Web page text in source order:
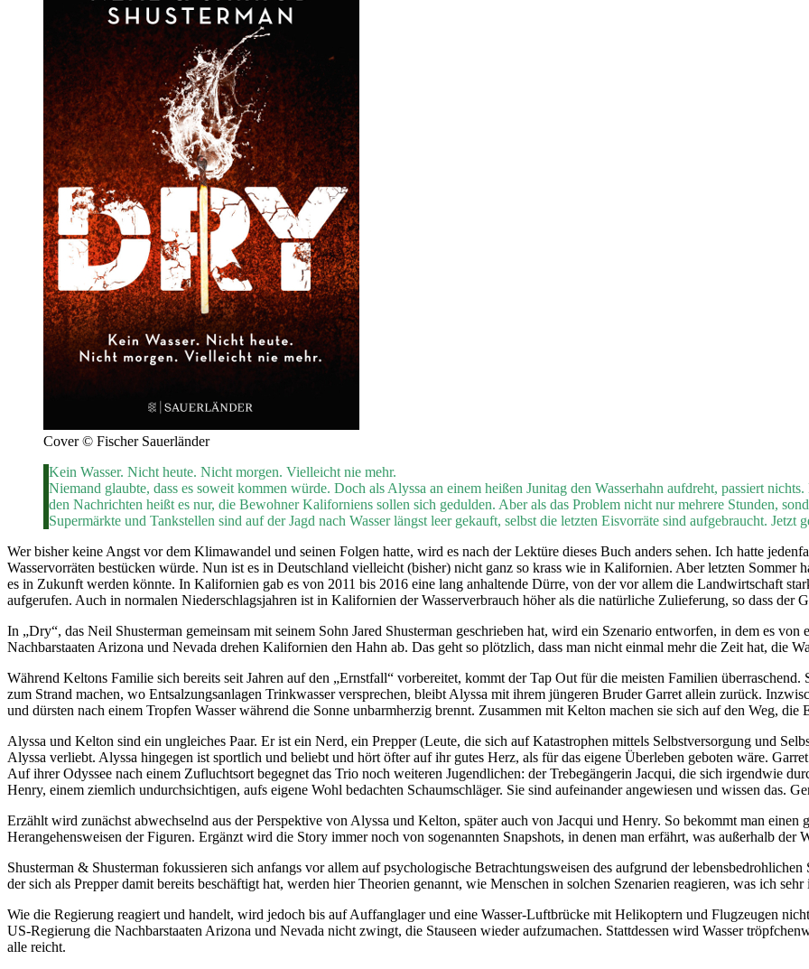
Cover © Fischer Sauerländer
Kein Wasser. Nicht heute. Nicht morgen. Vielleicht nie mehr.
Niemand glaubte, dass es soweit kommen würde. Doch als Alyssa an einem heißen Junitag den Wasserhahn aufdreht, passiert
den Nachrichten heißt es nur, die Bewohner Kaliforniens sollen sich gedulden. Aber als das Problem nicht nur mehrere Stunden,
Supermärkte und Tankstellen sind auf der Jagd nach Wasser längst leer gekauft, selbst die letzten Eisvorräte sind aufgebraucht.
Wer bisher keine Angst vor dem Klimawandel und seinen Folgen hatte, wird es nach der Lektüre dieses Buch anders sehen. Ich hatte
Wasservorräten bestücken würde. Nun ist es in Deutschland vielleicht (bisher) nicht ganz so krass wie in Kalifornien. Aber letzten Sommer
es in Zukunft werden könnte. In Kalifornien gab es von 2011 bis 2016 eine lang anhaltende Dürre, von der vor allem die Landwirtschaft
aufgerufen. Auch in normalen Niederschlagsjahren ist in Kalifornien der Wasserverbrauch höher als die natürliche Zulieferung, so dass der
In „Dry“, das Neil Shusterman gemeinsam mit seinem Sohn Jared Shusterman geschrieben hat, wird ein Szenario entworfen, in dem es
Nachbarstaaten Arizona und Nevada drehen Kalifornien den Hahn ab. Das geht so plötzlich, dass man nicht einmal mehr die Zeit hat, die
Während Keltons Familie sich bereits seit Jahren auf den „Ernstfall“ vorbereitet, kommt der Tap Out für die meisten Familien
zum Strand machen, wo Entsalzungsanlagen Trinkwasser versprechen, bleibt Alyssa mit ihrem jüngeren Bruder Garret allein zurück.
und dürsten nach einem Tropfen Wasser während die Sonne unbarmherzig brennt. Zusammen mit Kelton machen sie sich auf den Weg, die
Alyssa und Kelton sind ein ungleiches Paar. Er ist ein Nerd, ein Prepper (Leute, die sich auf Katastrophen mittels Selbstversorgung und
Alyssa verliebt. Alyssa hingegen ist sportlich und beliebt und hört öfter auf ihr gutes Herz, als für das eigene Überleben geboten wäre.
Auf ihrer Odyssee nach einem Zufluchtsort begegnet das Trio noch weiteren Jugendlichen: der Trebegängerin Jacqui, die sich irgendwie
Henry, einem ziemlich undurchsichtigen, aufs eigene Wohl bedachten Schaumschläger. Sie sind aufeinander angewiesen und wissen das.
Erzählt wird zunächst abwechselnd aus der Perspektive von Alyssa und Kelton, später auch von Jacqui und Henry. So bekommt man
Herangehensweisen der Figuren. Ergänzt wird die Story immer noch von sogenannten Snapshots, in denen man erfährt, was außerhalb der
Shusterman & Shusterman fokussieren sich anfangs vor allem auf psychologische Betrachtungsweisen des aufgrund der
der sich als Prepper damit bereits beschäftigt hat, werden hier Theorien genannt, wie Menschen in solchen Szenarien reagieren, was ich sehr
Wie die Regierung reagiert und handelt, wird jedoch bis auf Auffanglager und eine Wasser-Luftbrücke mit Helikoptern und Flugzeugen
US-Regierung die Nachbarstaaten Arizona und Nevada nicht zwingt, die Stauseen wieder aufzumachen. Stattdessen wird Wasser
alle reicht.